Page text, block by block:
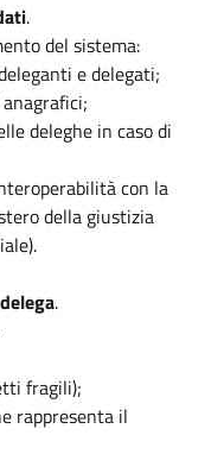
.
del sistema:
e delegati;
deleghe in caso di
con la
della giustizia
.
fragili);
rappresenta il